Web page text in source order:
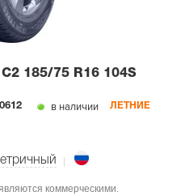
185/75 R16 104S
в наличии ЛЕТНИЕ
коммерческими.